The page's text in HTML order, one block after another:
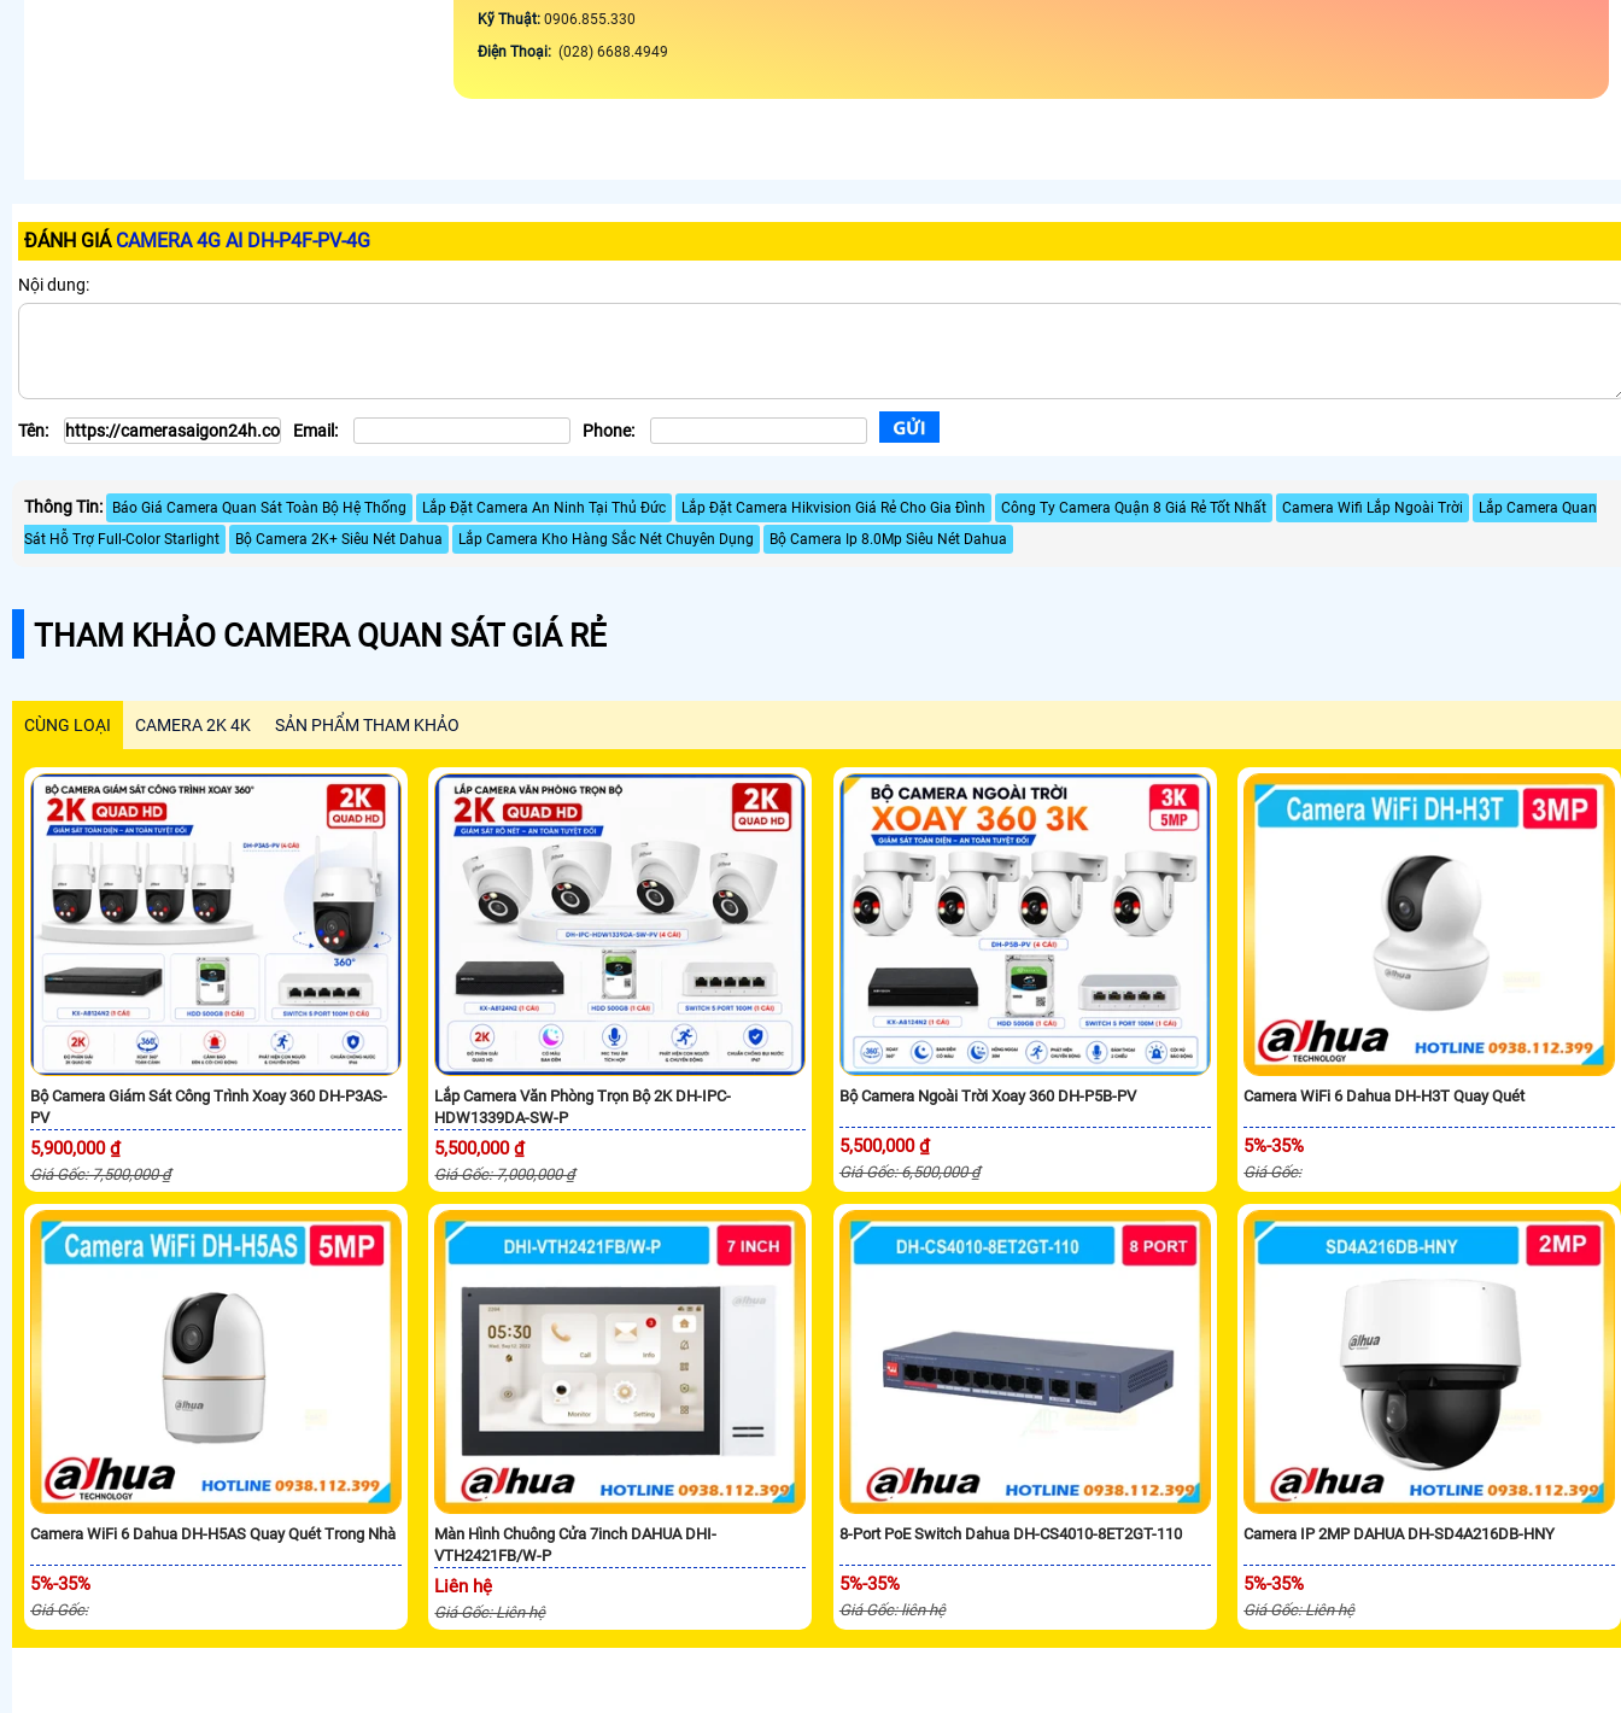
Kỹ Thuật: 0906.855.330
Điện Thoại: (028) 6688.4949
ĐÁNH GIÁ CAMERA 4G AI DH-P4F-PV-4G
Nội dung:
Tên: Email: Phone:
Thông Tin: Báo Giá Camera Quan Sát Toàn Bộ Hệ Thống Lắp Đặt Camera An Ninh Tại Thủ Đức Lắp Đặt Camera Hikvision Giá Rẻ Cho Gia Đình Công Ty Camera Quận 8 Giá Rẻ Tốt Nhất Camera Wifi Lắp Ngoài Trời
Lắp Camera Quan
Sát Hỗ Trợ Full-Color Starlight
Bộ Camera 2K+ Siêu Nét Dahua Lắp Camera Kho Hàng Sắc Nét Chuyên Dụng Bộ Camera Ip 8.0Mp Siêu Nét Dahua
THAM KHẢO CAMERA QUAN SÁT GIÁ RẺ
CÙNG LOẠI CAMERA 2K 4K SẢN PHẨM THAM KHẢO
Bộ Camera Giám Sát Công Trình Xoay 360 DH-P3AS-
PV
5,900,000 ₫
Giá Gốc: 7,500,000 ₫
Lắp Camera Văn Phòng Trọn Bộ 2K DH-IPC-
HDW1339DA-SW-P
5,500,000 ₫
Giá Gốc: 7,000,000 ₫
Bộ Camera Ngoài Trời Xoay 360 DH-P5B-PV
5,500,000 ₫
Giá Gốc: 6,500,000 ₫
Camera WiFi 6 Dahua DH-H3T Quay Quét
5%-35%
Giá Gốc:
Camera WiFi 6 Dahua DH-H5AS Quay Quét Trong Nhà
5%-35%
Giá Gốc:
Màn Hình Chuông Cửa 7inch DAHUA DHI-
VTH2421FB/W-P
Liên hệ
Giá Gốc: Liên hệ
8-Port PoE Switch Dahua DH-CS4010-8ET2GT-110
5%-35%
Giá Gốc: liên hệ
Camera IP 2MP DAHUA DH-SD4A216DB-HNY
5%-35%
Giá Gốc: Liên hệ